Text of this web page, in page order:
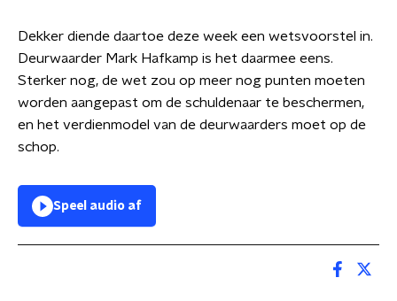
Dekker diende daartoe deze week een wetsvoorstel in.
Deurwaarder Mark Hafkamp is het daarmee eens.
Sterker nog, de wet zou op meer nog punten moeten
worden aangepast om de schuldenaar te beschermen,
en het verdienmodel van de deurwaarders moet op de
schop.
Speel audio af